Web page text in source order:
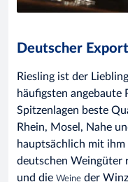
Deutscher
Riesling ist der
häufigsten angebaute
Spitzenlagen beste
Rhein, Mosel, Nahe
hauptsächlich mit
deutschen Weingüter
und die Weine der